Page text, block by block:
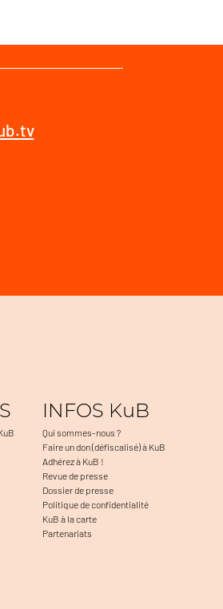
INFOS KuB
Qui sommes-nous ?
Faire un don (défiscalisé) à KuB
Adhérez à KuB !
Revue de presse
Dossier de presse
Politique de confidentialité
KuB à la carte
Partenariats